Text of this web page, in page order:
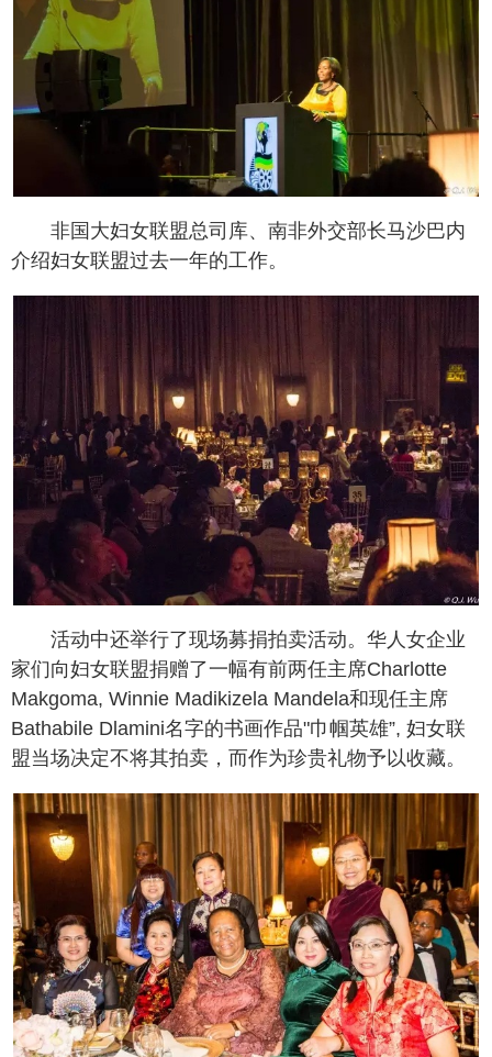
非国大妇女联盟总司库、南非外交部长马沙巴内
介绍妇女联盟过去一年的工作。
活动中还举行了现场募捐拍卖活动。华人女企业
家们向妇女联盟捐赠了一幅有前两任主席Charlotte
Makgoma, Winnie Madikizela Mandela和现任主席
Bathabile Dlamini名字的书画作品"巾帼英雄”, 妇女联
盟当场决定不将其拍卖，而作为珍贵礼物予以收藏。